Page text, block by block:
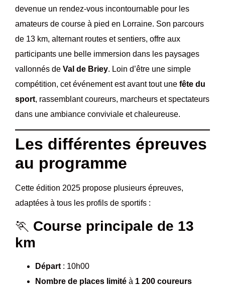
devenue un rendez-vous incontournable pour les
amateurs de course à pied en Lorraine. Son parcours
de 13 km, alternant routes et sentiers, offre aux
participants une belle immersion dans les paysages
vallonnés de Val de Briey. Loin d’être une simple
compétition, cet événement est avant tout une fête du
sport, rassemblant coureurs, marcheurs et spectateurs
dans une ambiance conviviale et chaleureuse.
Les différentes épreuves
au programme
Cette édition 2025 propose plusieurs épreuves,
adaptées à tous les profils de sportifs :
🏃 Course principale de 13
km
Départ : 10h00
Nombre de places limité à 1 200 coureurs